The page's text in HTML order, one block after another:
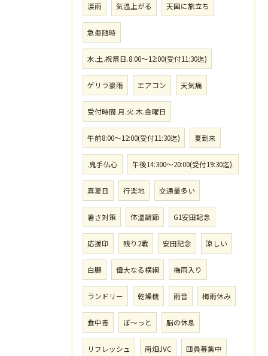
涙雨 気温上がる 天国に旅立ち
急患随時
水.土.祝祭日.8:00〜12:00(受付11:30迄)
ゲリラ豪雨 エアコン 天気痛
受付時間.月.火.木.金曜日
午前8:00〜12:00(受付11:30迄) 夏到来
.鬼手仏心 午後14:300〜20:00(受付19:30迄).
真夏日 行楽地 交通量多い
暑さ対策 体温調節 G1安田記念
応援印 残り2戦 安田記念 涼しい
白鵬 偉大なる横綱 梅雨入り
ランドリー 乾燥機 雨音 梅雨休み
食中毒 ぼ〜っと 脳の休息
リフレッシュ 南畑JVC 団員募集中